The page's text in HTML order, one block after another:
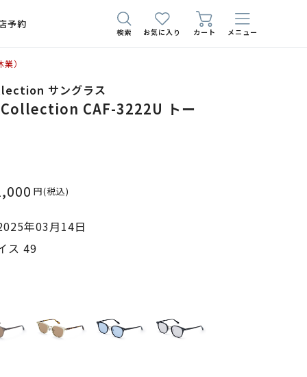
予約
検索 お気に入り カート メニュー
）
サングラス
CAF-3222U トー
円(税込)
年03月14日
ス 49